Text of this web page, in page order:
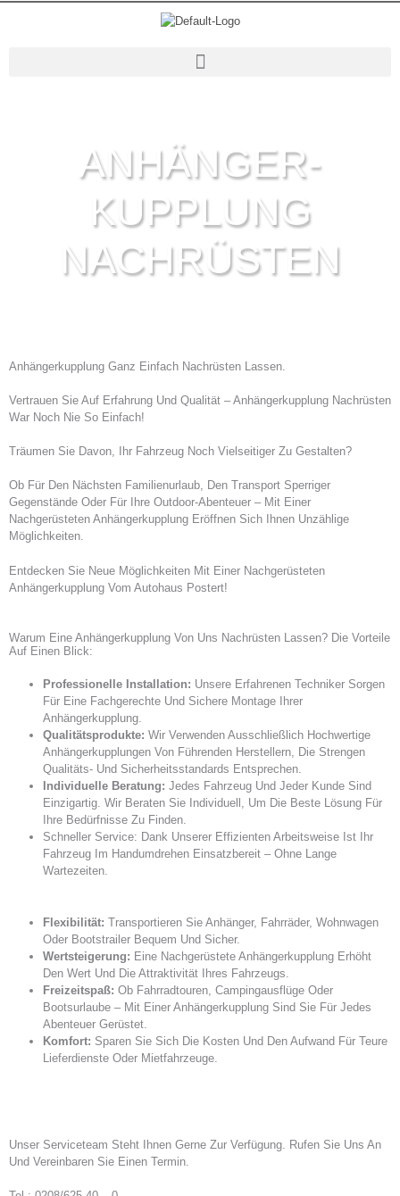
ANHÄNGER-
KUPPLUNG
NACHRÜSTEN
Anhängerkupplung Ganz Einfach Nachrüsten Lassen.
Vertrauen Sie Auf Erfahrung Und Qualität – Anhängerkupplung Nachrüsten
War Noch Nie So Einfach!
Träumen Sie Davon, Ihr Fahrzeug Noch Vielseitiger Zu Gestalten?
Ob Für Den Nächsten Familienurlaub, Den Transport Sperriger
Gegenstände Oder Für Ihre Outdoor-Abenteuer – Mit Einer
Nachgerüsteten Anhängerkupplung Eröffnen Sich Ihnen Unzählige
Möglichkeiten.
Entdecken Sie Neue Möglichkeiten Mit Einer Nachgerüsteten
Anhängerkupplung Vom Autohaus Postert!
Warum Eine Anhängerkupplung Von Uns Nachrüsten Lassen? Die Vorteile
Auf Einen Blick:
Professionelle Installation: Unsere Erfahrenen Techniker Sorgen
Für Eine Fachgerechte Und Sichere Montage Ihrer
Anhängerkupplung.
Qualitätsprodukte: Wir Verwenden Ausschließlich Hochwertige
Anhängerkupplungen Von Führenden Herstellern, Die Strengen
Qualitäts- Und Sicherheitsstandards Entsprechen.
Individuelle Beratung: Jedes Fahrzeug Und Jeder Kunde Sind
Einzigartig. Wir Beraten Sie Individuell, Um Die Beste Lösung Für
Ihre Bedürfnisse Zu Finden.
Schneller Service: Dank Unserer Effizienten Arbeitsweise Ist Ihr
Fahrzeug Im Handumdrehen Einsatzbereit – Ohne Lange
Wartezeiten.
Flexibilität: Transportieren Sie Anhänger, Fahrräder, Wohnwagen
Oder Bootstrailer Bequem Und Sicher.
Wertsteigerung: Eine Nachgerüstete Anhängerkupplung Erhöht
Den Wert Und Die Attraktivität Ihres Fahrzeugs.
Freizeitspaß: Ob Fahrradtouren, Campingausflüge Oder
Bootsurlaube – Mit Einer Anhängerkupplung Sind Sie Für Jedes
Abenteuer Gerüstet.
Komfort: Sparen Sie Sich Die Kosten Und Den Aufwand Für Teure
Lieferdienste Oder Mietfahrzeuge.
Unser Serviceteam Steht Ihnen Gerne Zur Verfügung. Rufen Sie Uns An
Und Vereinbaren Sie Einen Termin.